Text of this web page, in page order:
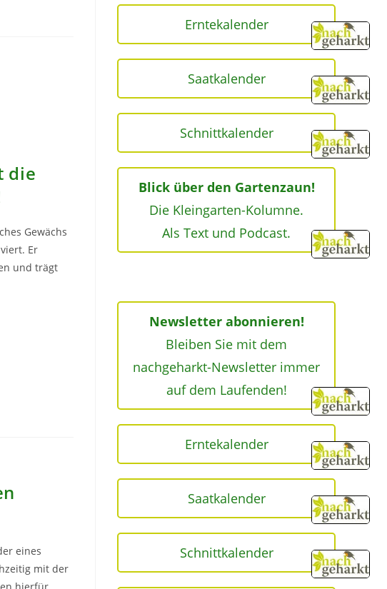
die
Gewächs
Er
und trägt
eines
mit der
hierfür
Erntekalender
Saatkalender
Schnittkalender
Blick über den Gartenzaun!
Die Kleingarten-Kolumne.
Als Text und Podcast.
Newsletter abonnieren!
Bleiben Sie mit dem
nachgeharkt-Newsletter immer
auf dem Laufenden!
Erntekalender
Saatkalender
Schnittkalender